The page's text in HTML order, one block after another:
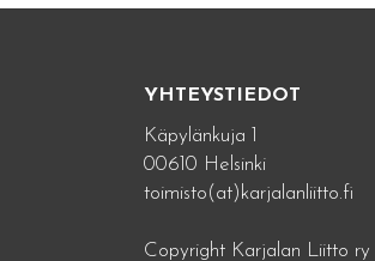
YHTEYSTIEDOT
Käpylänkuja 1
00610 Helsinki
toimisto(at)karjalanliitto.fi
Copyright Karjalan Liitto ry